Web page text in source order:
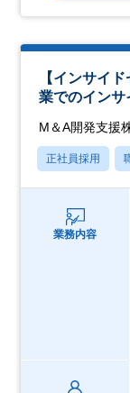
【インサイ
業でのイン
M＆A開発支援
正社員採用
業務内容